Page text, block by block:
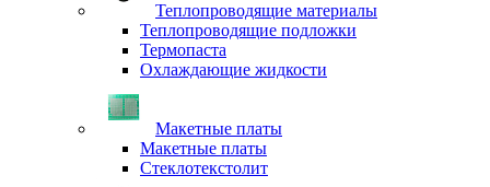
Теплопроводящие материалы
Теплопроводящие подложки
Термопаста
Охлаждающие жидкости
Макетные платы
Макетные платы
Стеклотекстолит